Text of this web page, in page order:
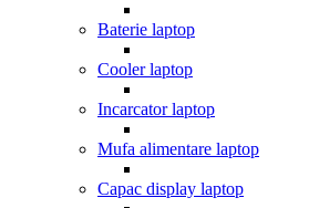
Baterie laptop
Cooler laptop
Incarcator laptop
Mufa alimentare laptop
Capac display laptop